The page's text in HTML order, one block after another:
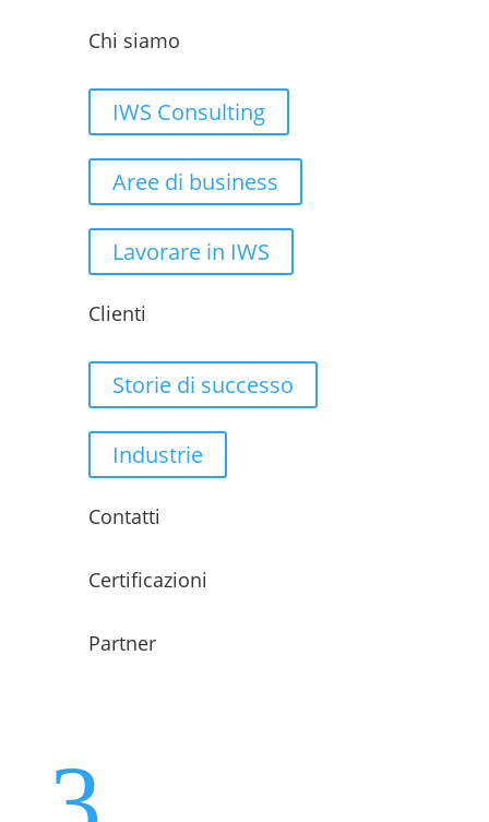
Chi siamo
IWS Consulting
Aree di business
Lavorare in IWS
Clienti
Storie di successo
Industrie
Contatti
Certificazioni
Partner